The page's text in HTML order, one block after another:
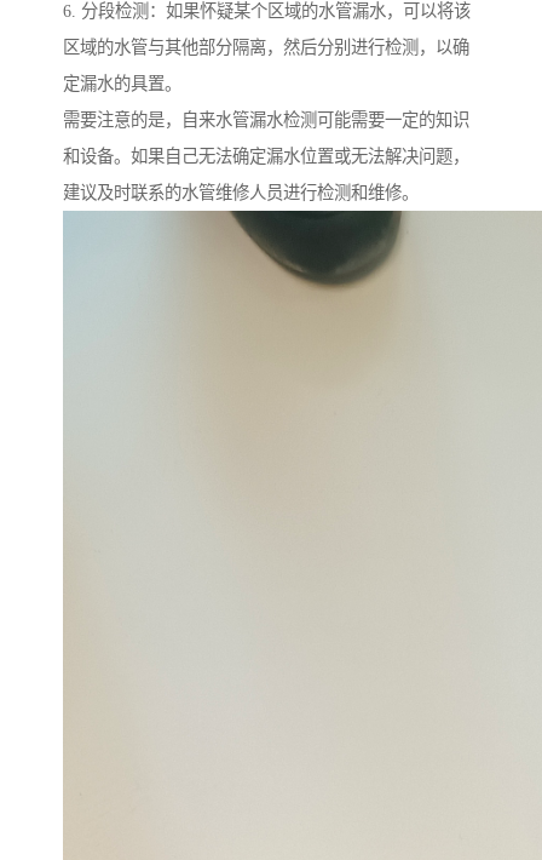
6. 分段检测：如果怀疑某个区域的水管漏水，可以将该
区域的水管与其他部分隔离，然后分别进行检测，以确
定漏水的具置。
需要注意的是，自来水管漏水检测可能需要一定的知识
和设备。如果自己无法确定漏水位置或无法解决问题，
建议及时联系的水管维修人员进行检测和维修。